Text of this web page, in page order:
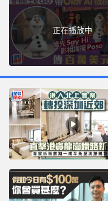
正在播放中